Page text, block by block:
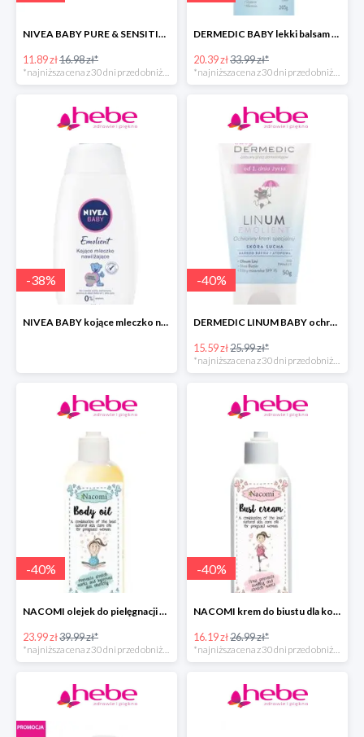
NIVEA BABY PURE & SENSITIVE krem dla dzieci
11.89 zł16.98 zł*
DERMEDIC BABY lekki balsam do ciała
20.39 zł33.99 zł*
-38%
NIVEA BABY kojące mleczko nawilżające do ciała dla dzieci
-40%
DERMEDIC LINUM BABY ochronny krem specjalny
15.59 zł25.99 zł*
*najniższa cena z 30 dni przed obniżką
-40%
NACOMI olejek do pielęgnacji skóry kobiet w ciąży
23.99 zł39.99 zł*
-40%
NACOMI krem do biustu dla kobiet w ciąży w super cenie
16.19 zł26.99 zł*